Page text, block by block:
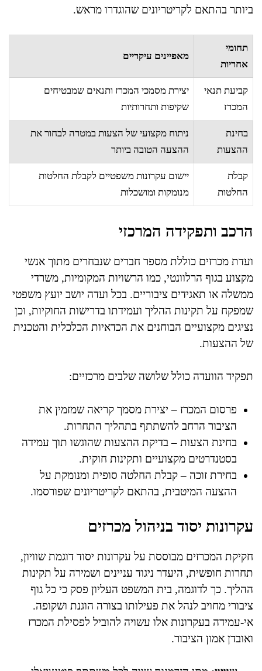
ביותר בהתאם לקריטריונים שהוגדרו מראש.
תחומי
אחריות
מאפיינים עיקריים
קביעת תנאי
המכרז
יצירת מסמכי המכרז ותנאים שמבטיחים
שקיפות ותחרותיות
בחינת
ההצעות
ניתוח מקצועי של הצעות במטרה לבחור את
ההצעה הטובה ביותר
קבלת
החלטות
יישום עקרונות משפטיים לקבלת החלטות
מנומקות ומושכלות
הרכב ותפקידה המרכזי
ועדת מכרזים כוללת מספר חברים שנבחרים מתוך אנשי
מקצוע בגוף הרלוונטי, כמו הרשויות המקומיות, משרדי
ממשלה או תאגידים ציבוריים. בכל ועדה יושב יועץ משפטי
שמפקח על תקינות ההליך ועמידתו בדרישות החוקיות, וכן
נציגים מקצועיים הבוחנים את הכדאיות הכלכלית והטכנית
של ההצעות.
תפקיד הוועדה כולל שלושה שלבים מרכזיים:
פרסום המכרז – יצירת מסמך קריאה שמזמין את
הציבור הרחב להשתתף בתהליך התחרות.
בחינת הצעות – בדיקת ההצעות שהוגשו תוך עמידה
בסטנדרטים מקצועיים ותקינות חוקית.
בחירת זוכה – קבלת החלטה סופית ומנומקת על
ההצעה המיטבית, בהתאם לקריטריונים שפורסמו.
עקרונות יסוד בניהול מכרזים
חקיקת המכרזים מבוססת על עקרונות יסוד דוגמת שוויון,
תחרות חופשית, היעדר ניגוד עניינים ושמירה על תקינות
ההליך. כך לדוגמה, בית המשפט העליון פסק כי כל גוף
ציבורי מחויב לנהל את פעילותו בצורה הוגנת ושקופה.
אי-עמידה בעקרונות אלו עשויה להוביל לפסילת המכרז
ואובדן אמון הציבור.